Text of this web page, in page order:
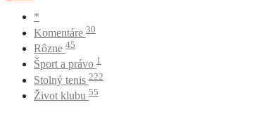
*
Komentáre 30
Rôzne 45
Šport a právo 1
Stolný tenis 222
Život klubu 55